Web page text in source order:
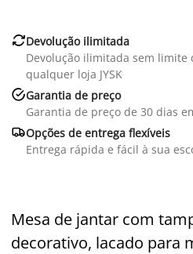
Devolução ilimitada
Devolução ilimitada sem limite
qualquer loja JYSK
Garantia de preço
Garantia de preço de 30 dias
Opções de entrega flexíveis
Entrega rápida e fácil à sua
Mesa de jantar com
decorativo, lacado para